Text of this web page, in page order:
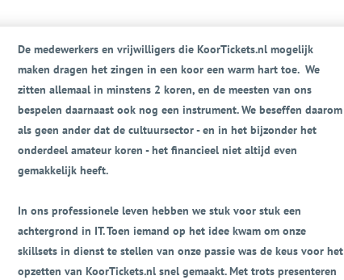
De medewerkers en vrijwilligers die KoorTickets.nl mogelijk
maken dragen het zingen in een koor een warm hart toe. We
zitten allemaal in minstens 2 koren, en de meesten van ons
bespelen daarnaast ook nog een instrument. We beseffen daarom
als geen ander dat de cultuursector - en in het bijzonder het
onderdeel amateur koren - het financieel niet altijd even
gemakkelijk heeft.
In ons professionele leven hebben we stuk voor stuk een
achtergrond in IT. Toen iemand op het idee kwam om onze
skillsets in dienst te stellen van onze passie was de keus voor het
opzetten van KoorTickets.nl snel gemaakt. Met trots presenteren